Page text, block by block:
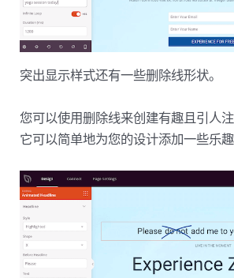
突出显示样式还有一些删除线形状。
您可以使用删除线来创建有趣且引人
它可以简单地为您的设计添加一些乐趣